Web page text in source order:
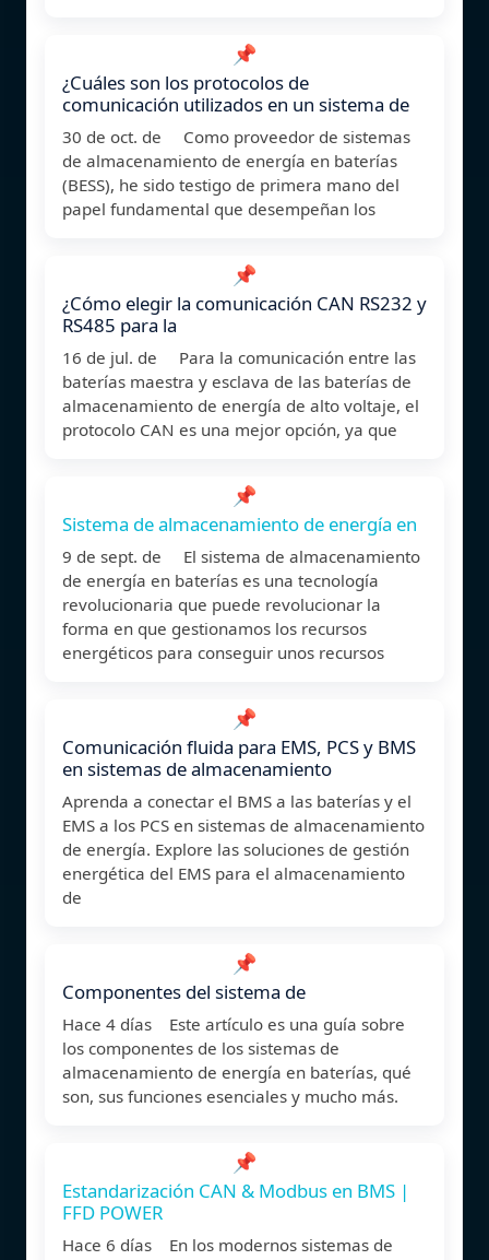
📌
¿Cuáles son los protocolos de
comunicación utilizados en un sistema de
30 de oct. de Como proveedor de sistemas
de almacenamiento de energía en baterías
(BESS), he sido testigo de primera mano del
papel fundamental que desempeñan los
📌
¿Cómo elegir la comunicación CAN RS232 y
RS485 para la
16 de jul. de Para la comunicación entre las
baterías maestra y esclava de las baterías de
almacenamiento de energía de alto voltaje, el
protocolo CAN es una mejor opción, ya que
📌
Sistema de almacenamiento de energía en
9 de sept. de El sistema de almacenamiento
de energía en baterías es una tecnología
revolucionaria que puede revolucionar la
forma en que gestionamos los recursos
energéticos para conseguir unos recursos
📌
Comunicación fluida para EMS, PCS y BMS
en sistemas de almacenamiento
Aprenda a conectar el BMS a las baterías y el
EMS a los PCS en sistemas de almacenamiento
de energía. Explore las soluciones de gestión
energética del EMS para el almacenamiento
de
📌
Componentes del sistema de
Hace 4 días Este artículo es una guía sobre
los componentes de los sistemas de
almacenamiento de energía en baterías, qué
son, sus funciones esenciales y mucho más.
📌
Estandarización CAN & Modbus en BMS |
FFD POWER
Hace 6 días En los modernos sistemas de